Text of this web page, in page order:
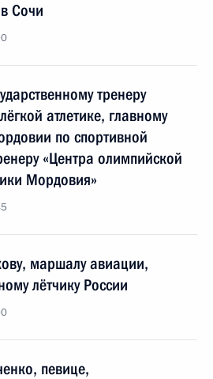
Сочи
тренеру
атлетике, главному
по спортивной
«Центра олимпийской
Мордовия»
маршалу авиации,
лётчику России
певице,